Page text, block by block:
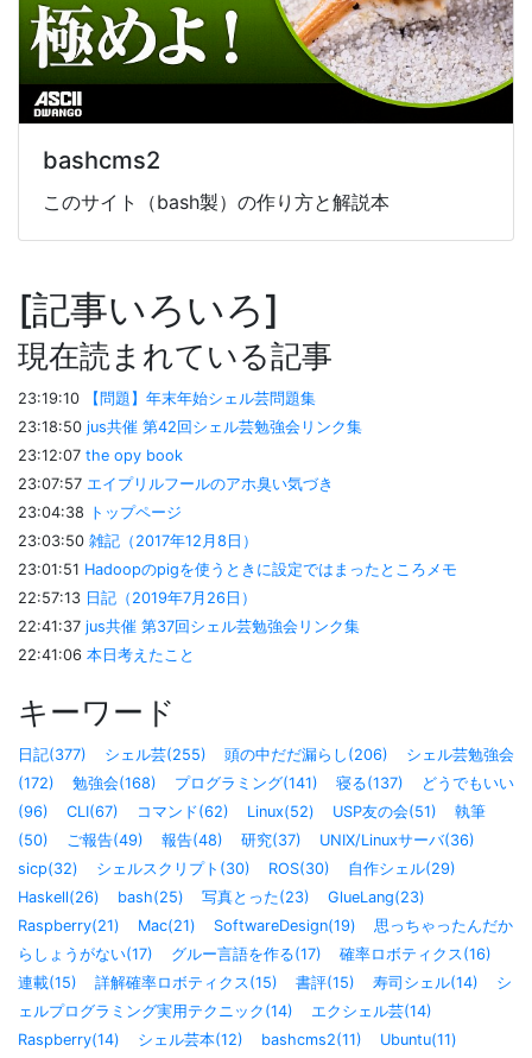
bashcms2
このサイト（bash製）の作り方と解説本
記事いろいろ
現在読まれている記事
23:19:10
【問題】年末年始シェル芸問題集
23:18:50 jus共催 第42回シェル芸勉強会リンク集
23:12:07 the opy book
23:07:57 エイプリルフールのアホ臭い気づき
23:04:38 トップページ
23:03:50 雑記（2017年12月8日）
23:01:51 Hadoopのpigを使うときに設定ではまったところメモ
22:57:13 日記（2019年7月26日）
22:41:37 jus共催 第37回シェル芸勉強会リンク集
22:41:06 本日考えたこと
キーワード
日記(377) シェル芸(255) 頭の中だだ漏らし(206)
シェル芸勉強会
(172)
勉強会(168) プログラミング(141) 寝る(137)
どうでもいい
(96)
CLI(67) コマンド(62) Linux(52) USP友の会(51)
執筆
(50)
ご報告(49) 報告(48) 研究(37)
UNIX/Linuxサーバ(36)
sicp(32)
シェルスクリプト(30) ROS(30)
自作シェル(29)
Haskell(26)
bash(25) 写真とった(23)
GlueLang(23)
Raspberry(21)
Mac(21) SoftwareDesign(19)
思っちゃったんだか
らしょうがない(17)
グルー言語を作る(17)
確率ロボティクス(16)
連載(15)
詳解確率ロボティクス(15) 書評(15) 寿司シェル(14)
シ
ェルプログラミング実用テクニック(14)
エクシェル芸(14)
Raspberry(14)
シェル芸本(12) bashcms2(11)
Ubuntu(11)